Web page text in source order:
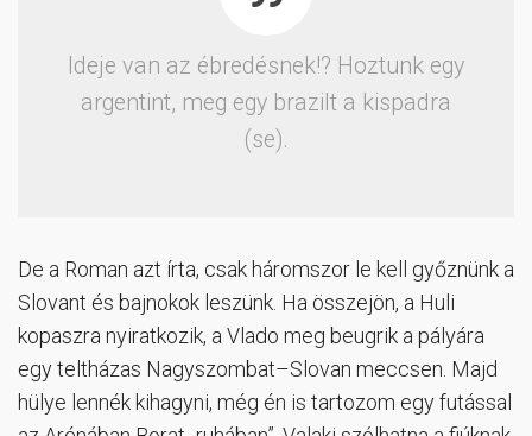
Ideje van az ébredésnek!? Hoztunk egy
argentint, meg egy brazilt a kispadra
(se).
De a Roman azt írta, csak háromszor le kell győznünk a
Slovant és bajnokok leszünk. Ha összejön, a Huli
kopaszra nyiratkozik, a Vlado meg beugrik a pályára
egy teltházas Nagyszombat–Slovan meccsen. Majd
hülye lennék kihagyni, még én is tartozom egy futással